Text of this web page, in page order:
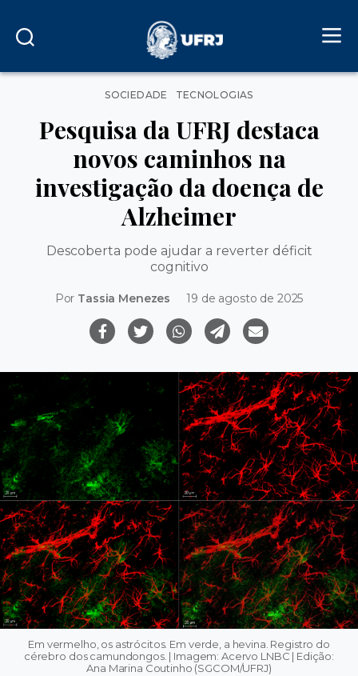
Categorias
SOCIEDADE TECNOLOGIAS
Pesquisa da UFRJ destaca
novos caminhos na
investigação da doença de
Alzheimer
Descoberta pode ajudar a reverter déficit
cognitivo
Por Tassia Menezes 19 de agosto de 2025
Em vermelho, os astrócitos. Em verde, a hevina. Registro do
cérebro dos camundongos. | Imagem: Acervo LNBC | Edição:
Ana Marina Coutinho (SGCOM/UFRJ)